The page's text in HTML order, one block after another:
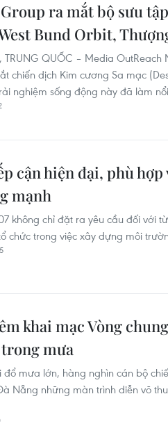
ra mắt bộ sưu
Bund Orbit,
TRUNG QUỐC – Media
chiến dịch Kim cương Sa mạc
nghiệm sống động này đã làm
cận hiện đại, phù
mạnh
không chỉ đặt ra yêu cầu đối với
chức trong việc xây dựng môi
khai mạc Vòng
mưa
đổ mưa lớn, hàng nghìn cán bộ
Nẵng những màn trình diễn võ